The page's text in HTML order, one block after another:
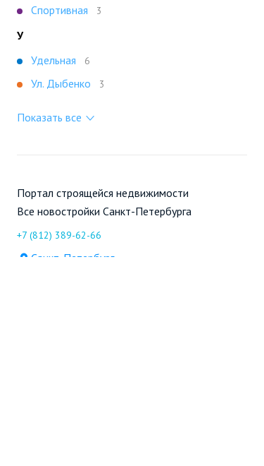
Спортивная
3
У
Удельная
6
Ул. Дыбенко 3
Показать все
Портал строящейся недвижимости
Все новостройки Санкт-Петербурга
+7 (812) 389-62-66
Санкт-Петербург